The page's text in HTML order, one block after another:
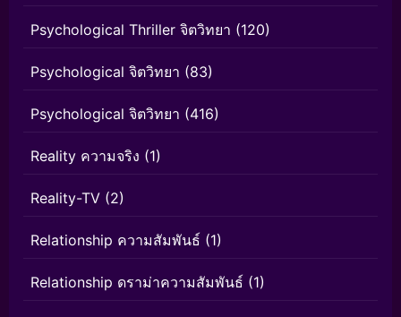
Psychological Thriller จิตวิทยา (120)
Psychological จิตวิทยา (83)
Psychological จิตวิทยา (416)
Reality ความจริง (1)
Reality-TV (2)
Relationship ความสัมพันธ์ (1)
Relationship ดราม่าความสัมพันธ์ (1)